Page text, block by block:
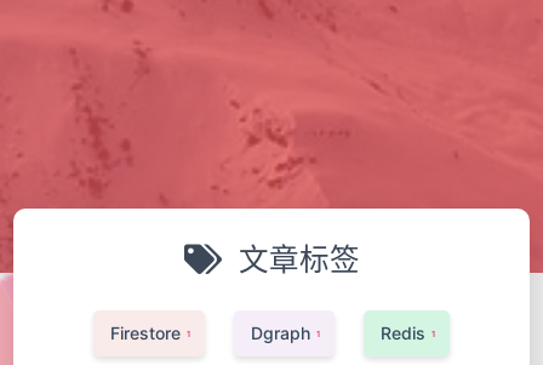
文章标签
Firestore 1 Dgraph 1 Redis 1